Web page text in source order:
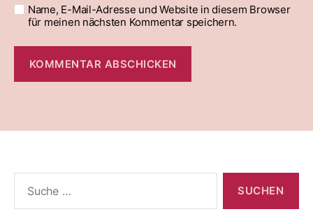
Name, E-Mail-Adresse und Website in diesem Browser
für meinen nächsten Kommentar speichern.
nach: